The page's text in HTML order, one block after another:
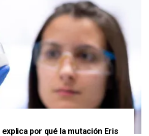
explica por qué la mutación Eris